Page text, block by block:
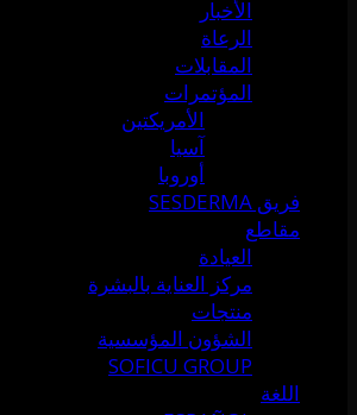
الأخبار
الرعاة
المقابلات
المؤتمرات
الأمريكتين
آسيا
أوروبا
فريق SESDERMA
مقاطع
العيادة
مركز العناية بالبشرة
منتجات
الشؤون المؤسسية
SOFICU GROUP
اللغة